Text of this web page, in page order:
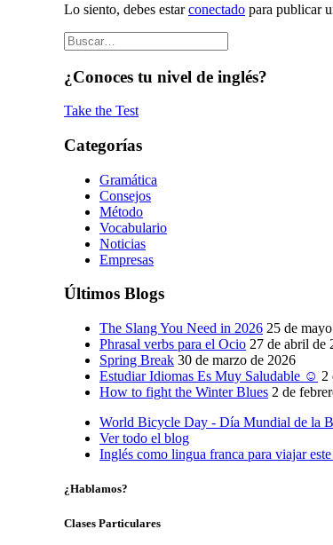
Lo siento, debes estarconectado para publicar
¿Conoces tu nivel de inglés?
Take the Test
Categorías
Gramática
Consejos
Método
Vocabulario
Noticias
Empresas
Últimos Blogs
The Slang You Need in 2026 25 de
Phrasal verbs para el Ocio 27 de abril de
Spring Break 30 de marzo de 2026
Estudiar Idiomas Es Muy Saludable ☺ 2
How to fight the Winter Blues 2 de
World Bicycle Day - Día Mundial de la
Ver todo el blog
Inglés como lingua franca para viajar
¿Hablamos?
Clases Particulares